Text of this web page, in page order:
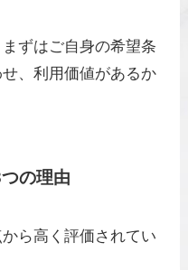
ずはご自身の希望条
、利用価値があるか
の理由
ら高く評価されてい